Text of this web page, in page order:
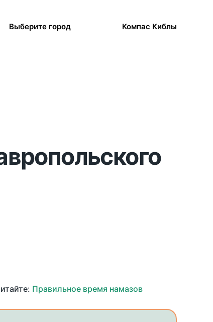
Выберите город Компас Киблы
Правильное время намазов